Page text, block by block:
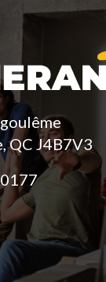
QC J4B7V3